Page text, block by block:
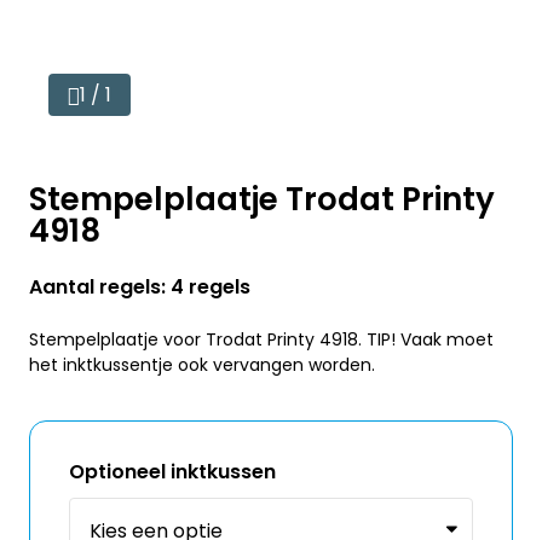
1 / 1
Stempelplaatje Trodat Printy
4918
Aantal regels: 4 regels
Stempelplaatje voor Trodat Printy 4918. TIP! Vaak moet
het inktkussentje ook vervangen worden.
Optioneel inktkussen